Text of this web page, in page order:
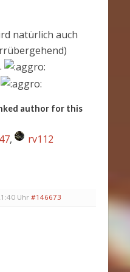
natürlich auch
author for this
, rv112
Uhr #146673